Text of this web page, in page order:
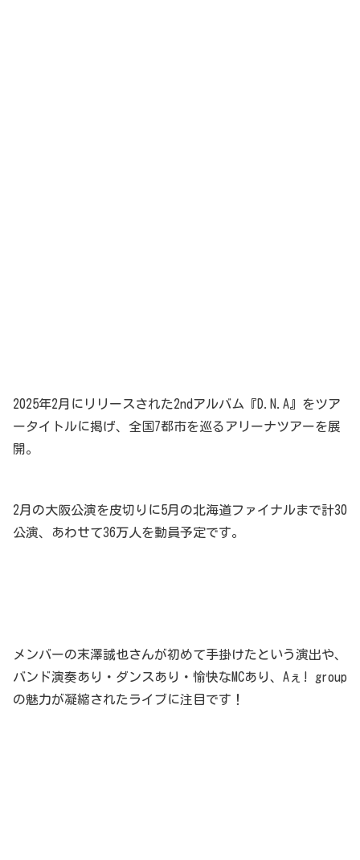
2025年2月にリリースされた2ndアルバム『D.N.A』をツア
ータイトルに掲げ、全国7都市を巡るアリーナツアーを展
開。
2月の大阪公演を皮切りに5月の北海道ファイナルまで計30
公演、あわせて36万人を動員予定です。
メンバーの末澤誠也さんが初めて手掛けたという演出や、
バンド演奏あり・ダンスあり・愉快なMCあり、Aぇ! group
の魅力が凝縮されたライブに注目です！